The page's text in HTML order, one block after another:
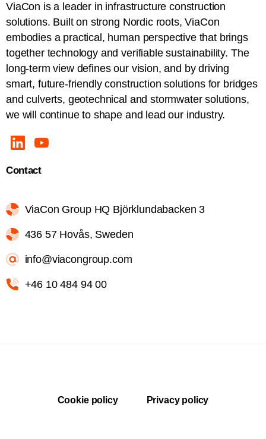
ViaCon is a leader in infrastructure construction
solutions. Built on strong Nordic roots, ViaCon
embodies a practical, human perspective that brings
together technology and verifiable sustainability. The
long-term view defines our vision, and by driving
smart, future-friendly construction solutions for bridges
and culverts, geotechnical and stormwater solutions,
we will continue to shape and lead our industry.
Contact
ViaCon Group HQ Björklundabacken 3
436 57 Hovås, Sweden
info@viacongroup.com
+46 10 484 94 00
Cookie policy Privacy policy